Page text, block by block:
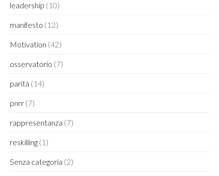
leadership (10)
manifesto (12)
Motivation (42)
osservatorio (7)
parità (14)
pnrr (7)
rappresentanza (7)
reskilling (1)
Senza categoria (2)